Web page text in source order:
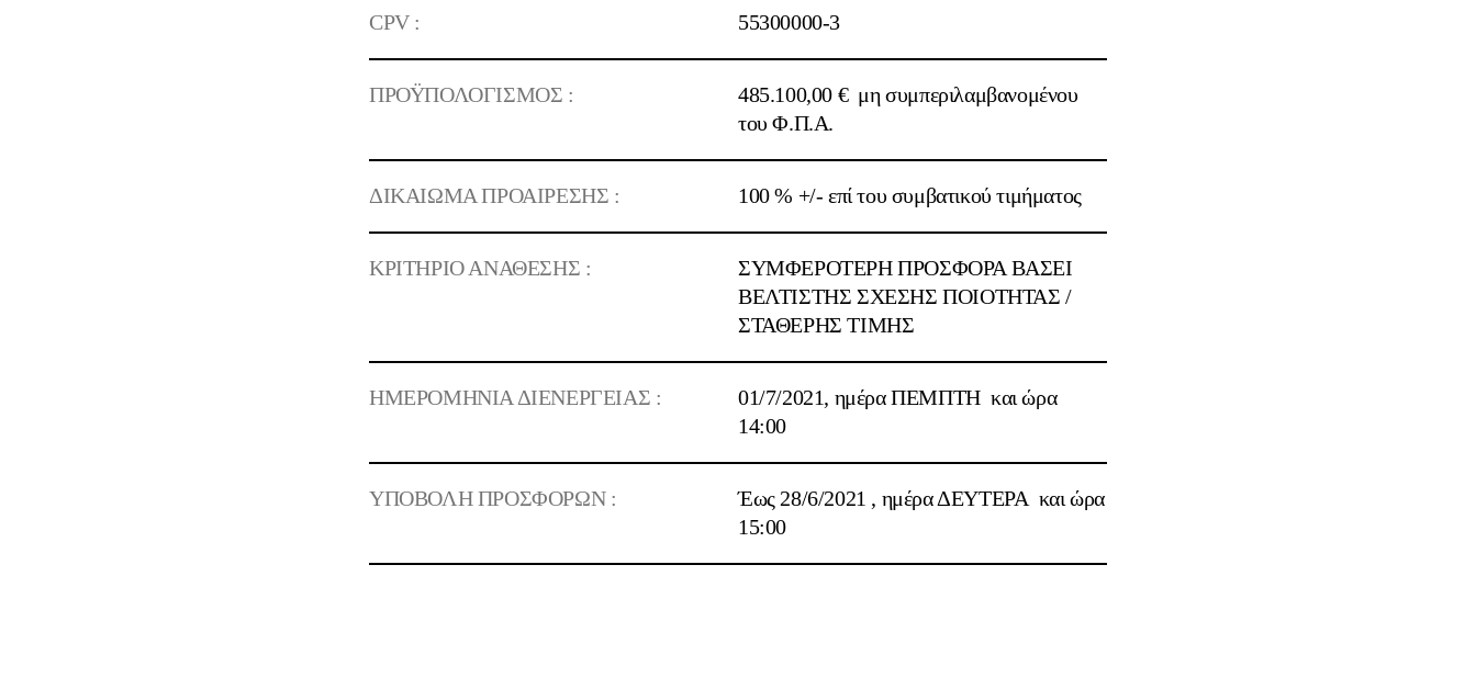
CPV : 55300000-3
ΠΡΟΫΠΟΛΟΓΙΣΜΟΣ : 485.100,00 € μη συμπεριλαμβανομένου
του Φ.Π.Α.
ΔΙΚΑΙΩΜΑ ΠΡΟΑΙΡΕΣΗΣ : 100 % +/- επί του συμβατικού τιμήματος
ΚΡΙΤΗΡΙΟ ΑΝΑΘΕΣΗΣ :
ΣΥΜΦΕΡΟΤΕΡΗ ΠΡΟΣΦΟΡΑ ΒΑΣΕΙ
ΒΕΛΤΙΣΤΗΣ ΣΧΕΣΗΣ ΠΟΙOΤΗΤΑΣ /
ΣΤΑΘΕΡΗΣ ΤΙΜΗΣ
ΗΜΕΡΟΜΗΝΙΑ ΔΙΕΝΕΡΓΕΙΑΣ :
01/7/2021, ημέρα ΠΕΜΠΤΗ και ώρα
14:00
ΥΠΟΒΟΛΗ ΠΡΟΣΦΟΡΩΝ :
Έως 28/6/2021 , ημέρα ΔΕΥΤΕΡΑ και ώρα
15:00